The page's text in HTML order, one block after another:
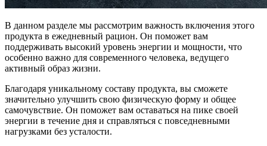
В данном разделе мы рассмотрим важность включения этого
продукта в ежедневный рацион. Он поможет вам
поддерживать высокий уровень энергии и мощности, что
особенно важно для современного человека, ведущего
активный образ жизни.
Благодаря уникальному составу продукта, вы сможете
значительно улучшить свою физическую форму и общее
самочувствие. Он поможет вам оставаться на пике своей
энергии в течение дня и справляться с повседневными
нагрузками без усталости.